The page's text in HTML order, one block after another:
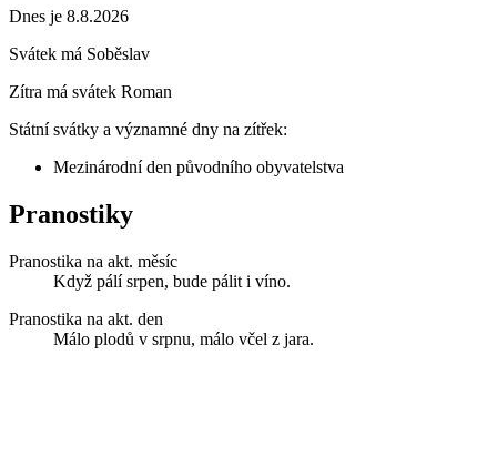
Dnes je 8.8.2026
Svátek má Soběslav
Zítra má svátek Roman
Státní svátky a významné dny na zítřek:
Mezinárodní den původního obyvatelstva
Pranostiky
Pranostika na akt. měsíc
Když pálí srpen, bude pálit i víno.
Pranostika na akt. den
Málo plodů v srpnu, málo včel z jara.